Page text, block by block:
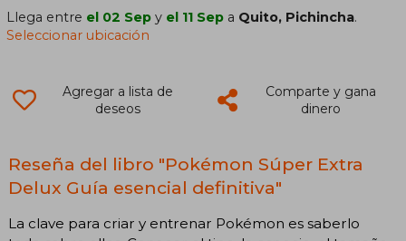
Llega entre el 02 Sep y el 11 Sep a Quito, Pichincha.
Seleccionar ubicación
Agregar a lista de
deseos
Comparte y gana
dinero
Reseña del libro "Pokémon Súper Extra
Delux Guía esencial definitiva"
La clave para criar y entrenar Pokémon es saberlo